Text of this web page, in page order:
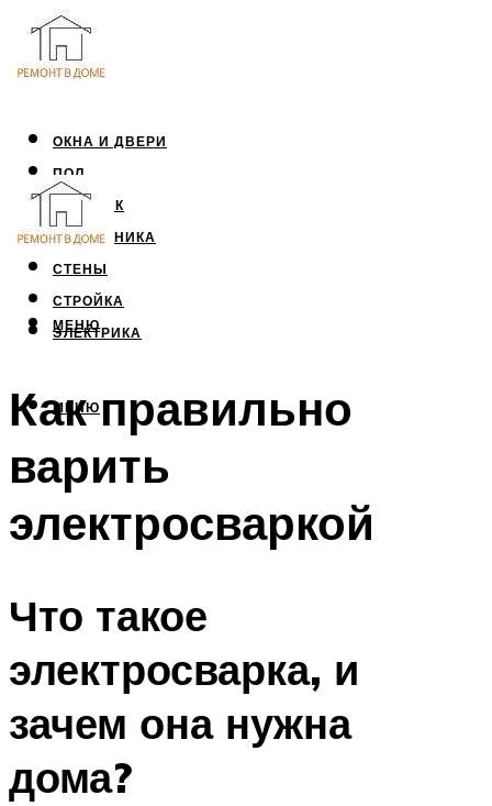
ОКНА И ДВЕРИ
ПОЛ
ПОТОЛОК
САНТЕХНИКА
СТЕНЫ
СТРОЙКА
ЭЛЕКТРИКА
МЕНЮ
МЕНЮ
Как правильно
варить
электросваркой
Что такое
электросварка, и
зачем она нужна
дома?